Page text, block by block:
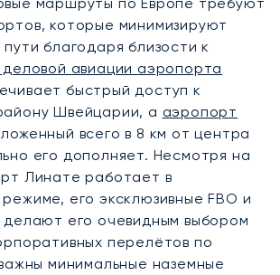
которые минимизируют
благодаря близости к
авиации аэропорта
быстрый доступ к
Швейцарии, а аэропорт
всего в 8 км от центра
его дополняет. Несмотря на
Линате работает в
его эксклюзивные FBO и
делают его очевидным выбором
перелётов по
минимальные наземные